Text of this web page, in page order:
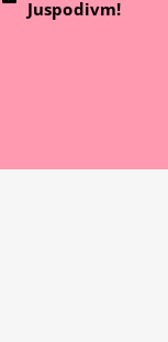
Juspodivm!